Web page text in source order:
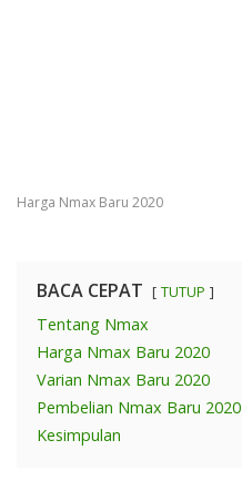
Harga Nmax Baru 2020
BACA CEPAT TUTUP
Tentang Nmax
Harga Nmax Baru 2020
Varian Nmax Baru 2020
Pembelian Nmax Baru 2020
Kesimpulan